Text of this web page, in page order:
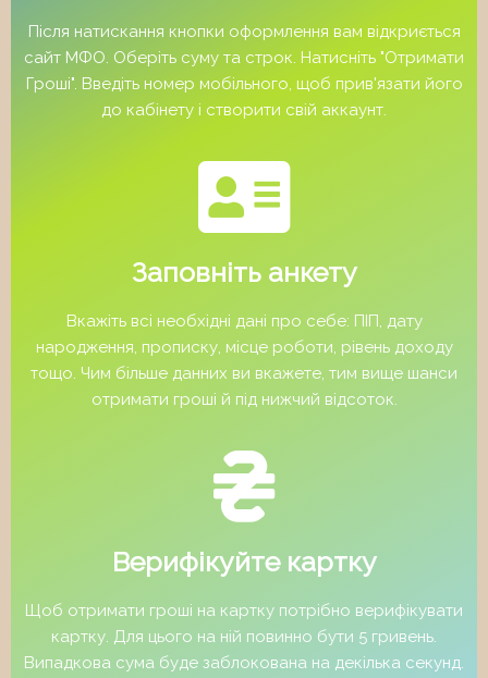
Після натискання кнопки оформлення вам відкриється
сайт МФО. Оберіть суму та строк. Натисніть "Отримати
Гроші". Введіть номер мобільного, щоб прив'язати його
до кабінету і створити свій аккаунт.
Заповніть анкету
Вкажіть всі необхідні дані про себе: ПІП, дату
народження, прописку, місце роботи, рівень доходу
тощо. Чим більше данних ви вкажете, тим вище шанси
отримати гроші й під нижчий відсоток.
Верифікуйте картку
Щоб отримати гроші на картку потрібно верифікувати
картку. Для цього на ній повинно бути 5 гривень.
Випадкова сума буде заблокована на декілька секунд.